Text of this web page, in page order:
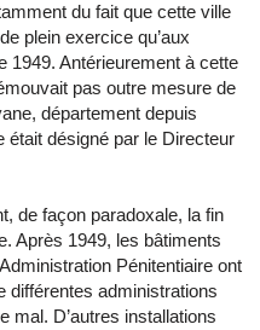
du fait que cette ville
plein exercice qu’aux
1949. Antérieurement à cette
pas outre mesure de
département depuis
était désigné par le Directeur
de façon paradoxale, la fin
Après 1949, les bâtiments
Pénitentiaire ont
différentes administrations
mal. D’autres installations